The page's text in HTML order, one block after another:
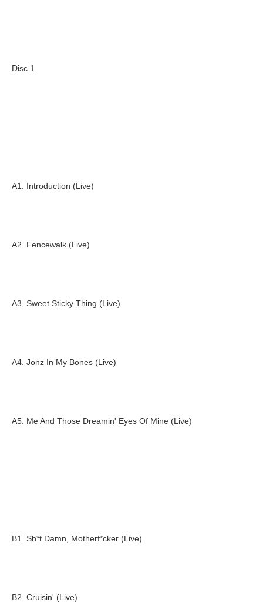
Disc 1
A1. Introduction (Live)
A2. Fencewalk (Live)
A3. Sweet Sticky Thing (Live)
A4. Jonz In My Bones (Live)
A5. Me And Those Dreamin' Eyes Of Mine (Live)
B1. Sh*t Damn, Motherf*cker (Live)
B2. Cruisin' (Live)